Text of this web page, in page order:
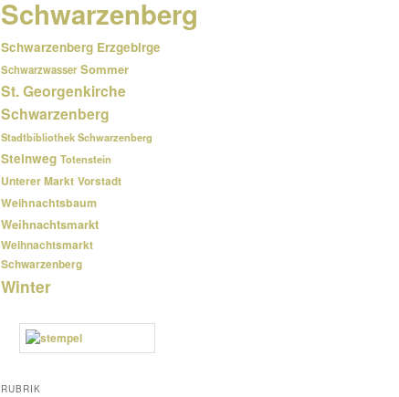
Schwarzenberg
Schwarzenberg Erzgebirge
Schwarzwasser Sommer
St. Georgenkirche
Schwarzenberg
Stadtbibliothek Schwarzenberg
Steinweg Totenstein
Unterer Markt Vorstadt
Weihnachtsbaum
Weihnachtsmarkt
Weihnachtsmarkt
Schwarzenberg
Winter
RUBRIK